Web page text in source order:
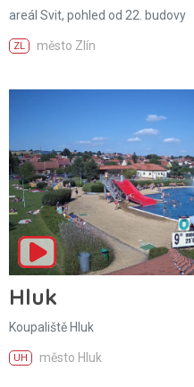
areál Svit, pohled od 22. budovy
ZL město Zlín
Hluk
Koupaliště Hluk
UH město Hluk